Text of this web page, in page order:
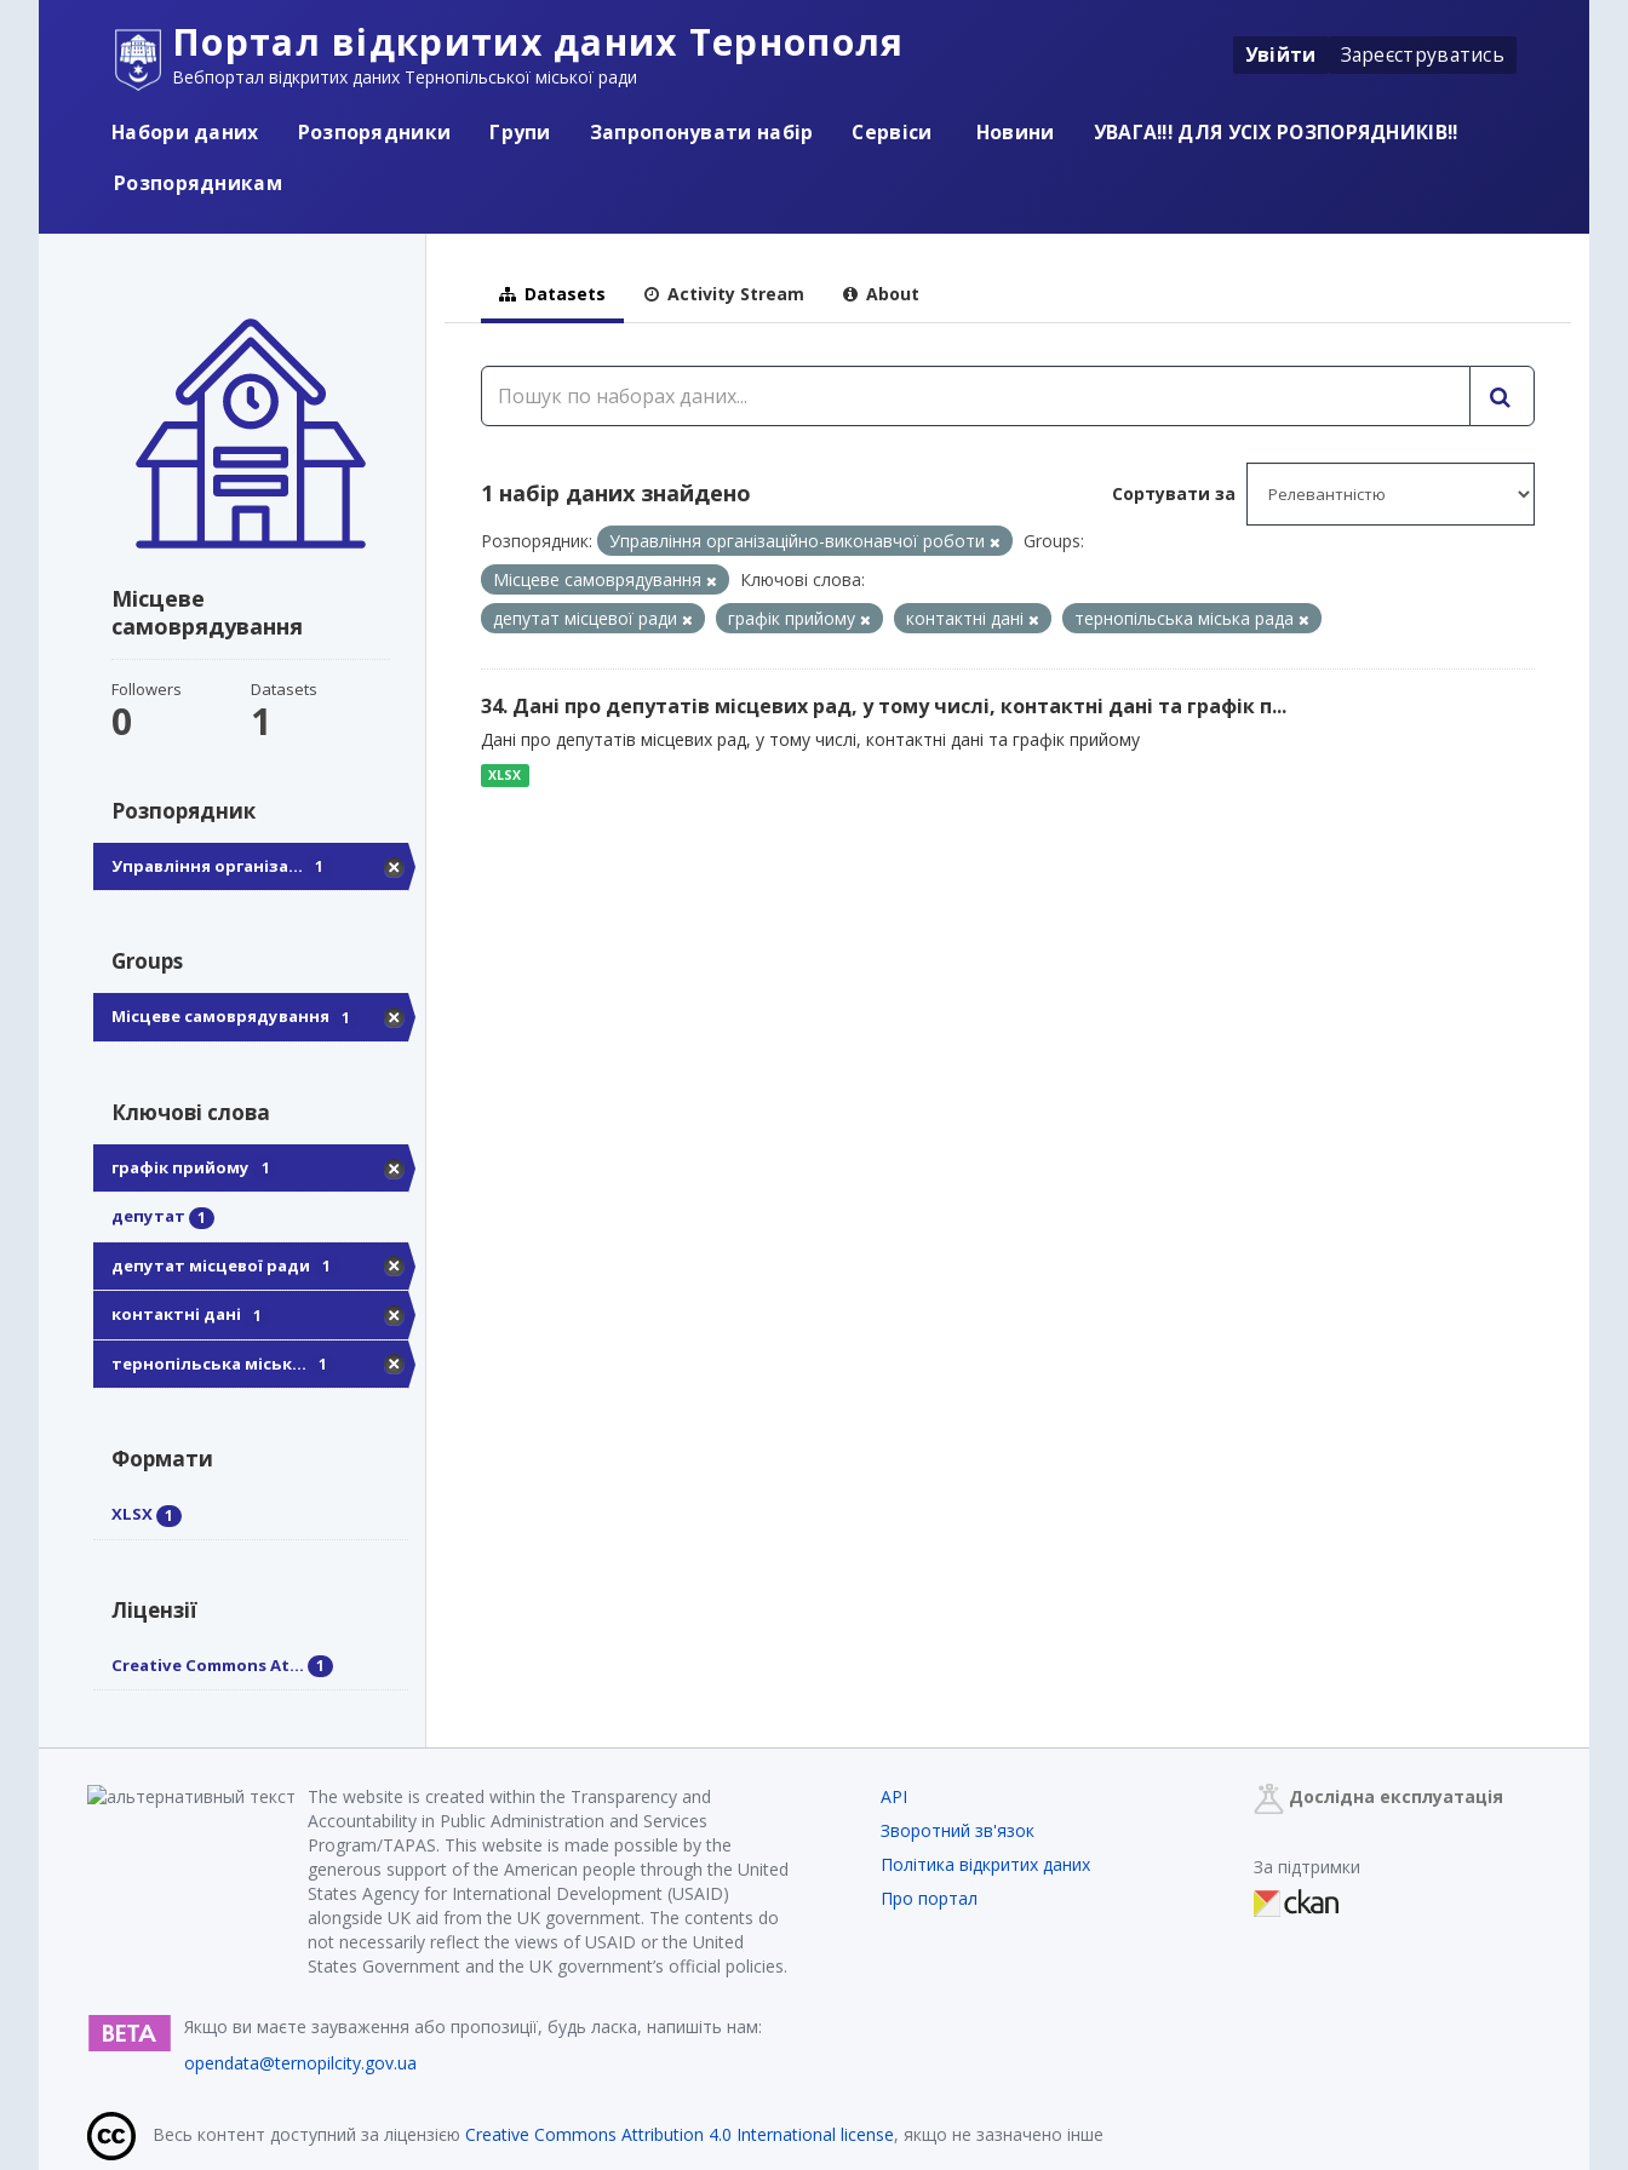
Портал відкритих даних Тернополя
Вебпортал відкритих даних Тернопільської міської ради
Увійти Зареєструватись
Набори даних Розпорядники Групи Запропонувати набір Сервіси Новини
УВАГА!!! ДЛЯ УСІХ РОЗПОРЯДНИКІВ!!
Розпорядникам
Місцеве
самоврядування
Followers
0
Datasets
1
Розпорядник
Управління організа... 1
Groups
Місцеве самоврядування 1
Ключові слова
графік прийому 1
депутат 1
депутат місцевої ради 1
контактні дані 1
тернопільська міськ... 1
Формати
XLSX 1
Ліцензії
Creative Commons At... 1
Datasets Activity Stream About
Сортувати за
1 набір даних знайдено
Розпорядник: Управління організаційно-виконавчої роботи
Groups:
Місцеве самоврядування
Ключові слова:
депутат місцевої ради
графік прийому контактні дані тернопільська міська рада
34. Дані про депутатів місцевих рад, у тому числі, контактні дані та графік п...
Дані про депутатів місцевих рад, у тому числі, контактні дані та графік прийому
XLSX
The website is created within the Transparency and
Accountability in Public Administration and Services
Program/TAPAS. This website is made possible by the
generous support of the American people through the United
States Agency for International Development (USAID)
alongside UK aid from the UK government. The contents do
not necessarily reflect the views of USAID or the United
States Government and the UK government’s official policies.
Якщо ви маєте зауваження або пропозиції, будь ласка, напишіть нам:
opendata@ternopilcity.gov.ua
API
Зворотний зв'язок
Політика відкритих даних
Про портал
Дослідна експлуатація
За підтримки
Весь контент доступний за ліцензією Creative Commons Attribution 4.0 International license, якщо не зазначено інше